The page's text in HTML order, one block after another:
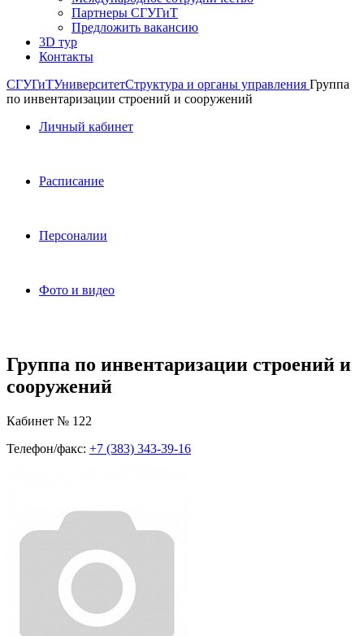
Партнеры СГУГиТ
Предложить вакансию
3D тур
Контакты
СГУГиТУниверситетСтруктура и органы управления Группа
по инвентаризации строений и сооружений
Личный кабинет
Расписание
Персоналии
Фото и видео
Группа по инвентаризации строений и
сооружений
Кабинет № 122
Телефон/факс: +7 (383) 343-39-16